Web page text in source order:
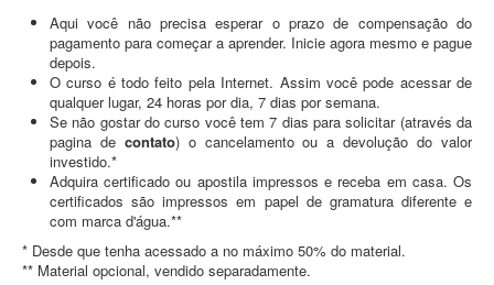
Aqui você não precisa esperar o prazo de compensação do
pagamento para começar a aprender. Inicie agora mesmo e pague
depois.
O curso é todo feito pela Internet. Assim você pode acessar de
qualquer lugar, 24 horas por dia, 7 dias por semana.
Se não gostar do curso você tem 7 dias para solicitar (através da
pagina de contato) o cancelamento ou a devolução do valor
investido.*
Adquira certificado ou apostila impressos e receba em casa. Os
certificados são impressos em papel de gramatura diferente e
com marca d'água.**
* Desde que tenha acessado a no máximo 50% do material.
** Material opcional, vendido separadamente.